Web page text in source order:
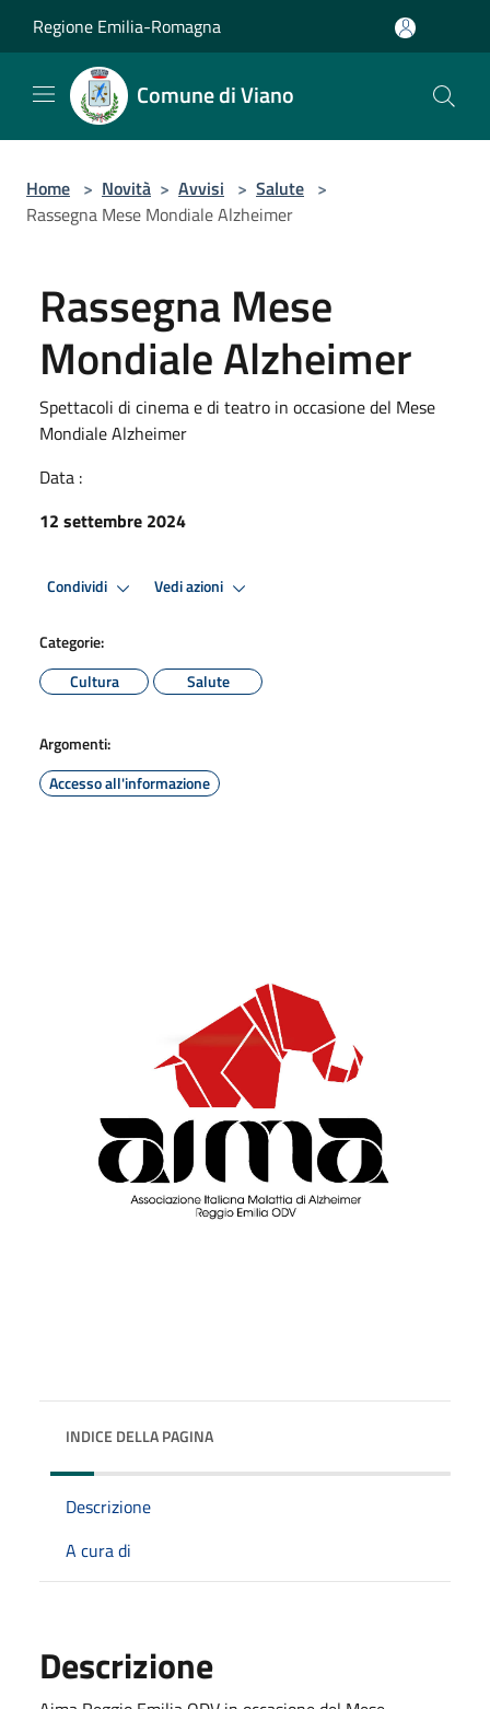
Regione Emilia-Romagna
Comune di Viano
Home > Novità > Avvisi > Salute >
Rassegna Mese Mondiale Alzheimer
Rassegna Mese
Mondiale Alzheimer
Spettacoli di cinema e di teatro in occasione del Mese
Mondiale Alzheimer
Data :
12 settembre 2024
Condividi Vedi azioni
Categorie:
Cultura
Salute
Argomenti:
Accesso all'informazione
INDICE DELLA PAGINA
Descrizione
A cura di
Descrizione